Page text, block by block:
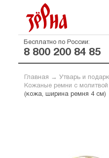
Бесплатно по России:
8 800 200 84 85
Главная → Утварь и
Кожаные ремни с молитвой
(кожа, ширина ремня 4 см)